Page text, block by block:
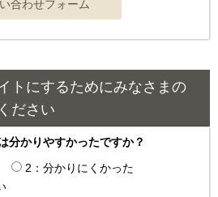
トにするためにみなさまの
ださい
分かりやすかったですか？
2：分かりにくかった